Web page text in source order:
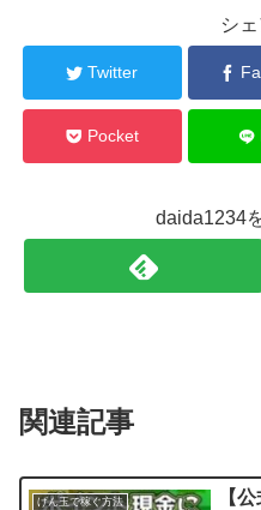
シ
Twitter
Pocket
daida1234
関連記事
げん玉で稼ぐ方法
【